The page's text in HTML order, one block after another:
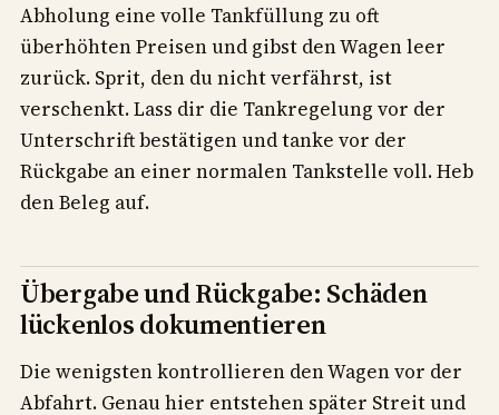
Abholung eine volle Tankfüllung zu oft
überhöhten Preisen und gibst den Wagen leer
zurück. Sprit, den du nicht verfährst, ist
verschenkt. Lass dir die Tankregelung vor der
Unterschrift bestätigen und tanke vor der
Rückgabe an einer normalen Tankstelle voll. Heb
den Beleg auf.
Übergabe und Rückgabe: Schäden
lückenlos dokumentieren
Die wenigsten kontrollieren den Wagen vor der
Abfahrt. Genau hier entstehen später Streit und